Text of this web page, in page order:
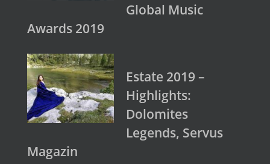
Global Music
Awards 2019
Estate 2019 –
Highlights:
Dolomites
Legends, Servus
Magazin